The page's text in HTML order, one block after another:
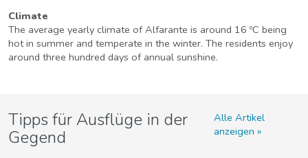
Climate
The average yearly climate of Alfarante is around 16 ºC being
hot in summer and temperate in the winter. The residents enjoy
around three hundred days of annual sunshine.
Tipps für Ausflüge in der
Gegend
Alle Artikel
anzeigen